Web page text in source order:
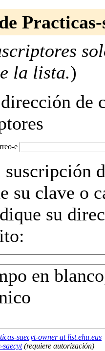
la lista.)
de
e
suscripción
su clave o
su
en
saecyt-owner at list.ehu.eus
saecyt(requiere autorización)